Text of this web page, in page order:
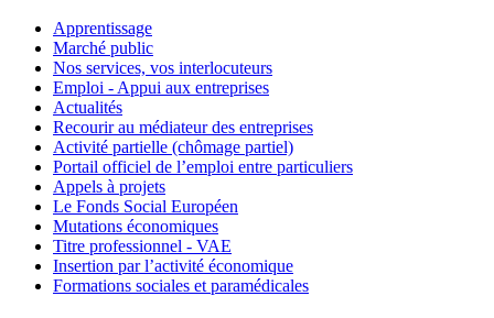
Apprentissage
Marché public
Nos services, vos interlocuteurs
Emploi - Appui aux entreprises
Actualités
Recourir au médiateur des entreprises
Activité partielle (chômage partiel)
Portail officiel de l’emploi entre particuliers
Appels à projets
Le Fonds Social Européen
Mutations économiques
Titre professionnel - VAE
Insertion par l’activité économique
Formations sociales et paramédicales